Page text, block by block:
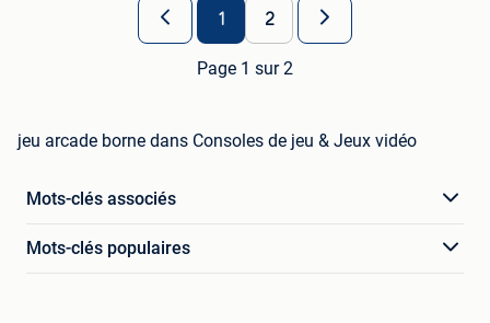
1 2
Page 1 sur 2
jeu arcade borne dans Consoles de jeu & Jeux vidéo
Mots-clés associés
Mots-clés populaires